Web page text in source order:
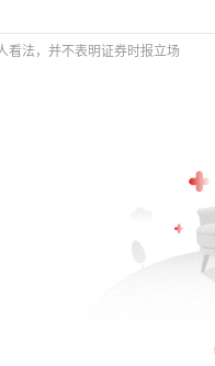
看法，并不表明证券时报立场